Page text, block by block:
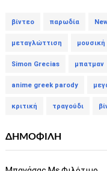
βίντεο παρωδία
μεταγλώττιση μουσική
Simon Grecias μπατμαν
anime greek parody
κριτική τραγούδι
ΔΗΜΟΦΙΛΗ